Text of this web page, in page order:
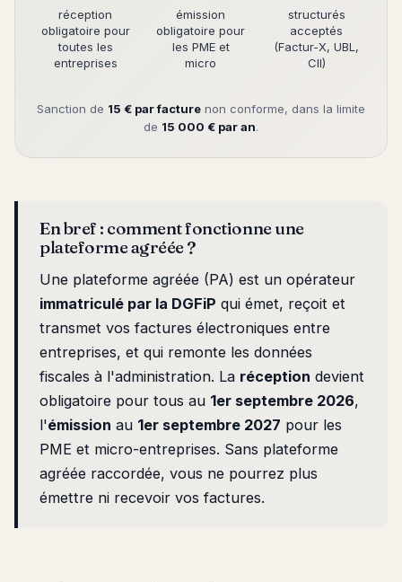
réception
obligatoire pour
toutes les
entreprises
émission
obligatoire pour
les PME et
micro
structurés
acceptés
(Factur-X, UBL,
CII)
Sanction de 15 € par facture non conforme, dans la limite
de 15 000 € par an.
En bref : comment fonctionne une
plateforme agréée ?
Une plateforme agréée (PA) est un opérateur
immatriculé par la DGFiP qui émet, reçoit et
transmet vos factures électroniques entre
entreprises, et qui remonte les données
fiscales à l'administration. La réception devient
obligatoire pour tous au 1er septembre 2026,
l'émission au 1er septembre 2027 pour les
PME et micro-entreprises. Sans plateforme
agréée raccordée, vous ne pourrez plus
émettre ni recevoir vos factures.